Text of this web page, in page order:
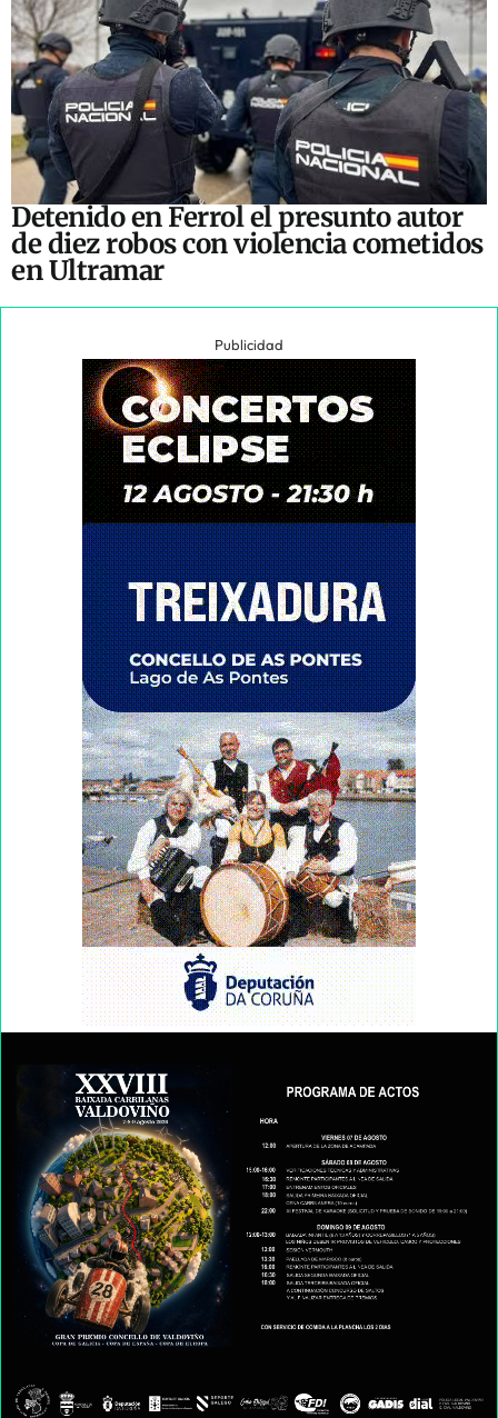
Detenido en Ferrol el presunto autor
de diez robos con violencia cometidos
en Ultramar
Publicidad